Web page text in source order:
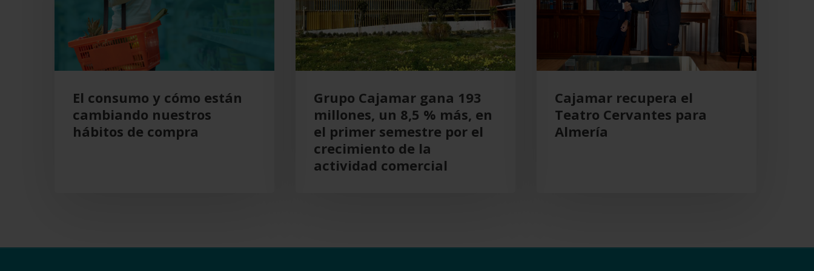
cambiando
nuestros
hábitos
El consumo y cómo están
cambiando nuestros
hábitos de compra
un
8,5
%
más,
primer
semestre
Grupo Cajamar gana 193
millones, un 8,5 % más, en
el primer semestre por el
crecimiento de la
actividad comercial
Cajamar recupera el
Teatro Cervantes para
Almería